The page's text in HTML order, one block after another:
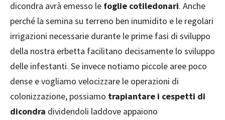
dicondra avrà emesso le foglie cotiledonari. Anche
perché la semina su terreno ben inumidito e le regolari
irrigazioni necessarie durante le prime fasi di sviluppo
della nostra erbetta facilitano decisamente lo sviluppo
delle infestanti. Se invece notiamo piccole aree poco
dense e vogliamo velocizzare le operazioni di
colonizzazione, possiamo trapiantare i cespetti di
dicondra dividendoli laddove appaiono